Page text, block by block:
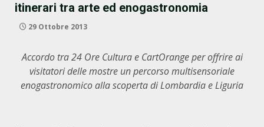
itinerari tra arte ed enogastronomia
29 Ottobre 2013
Accordo tra 24 Ore Cultura e CartOrange per offrire ai
visitatori delle mostre un percorso multisensoriale
enogastronomico alla scoperta di Lombardia e Liguria